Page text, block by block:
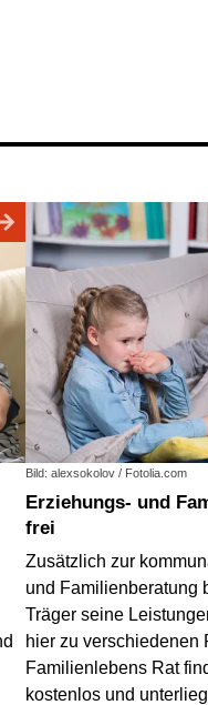
Bild: alexsokolov / Fotolia.com
Erziehungs- und Familienberatung /
frei
Zusätzlich zur
und Familienberatung
Träger seine
hier zu verschiedenen
Familienlebens Rat
kostenlos und